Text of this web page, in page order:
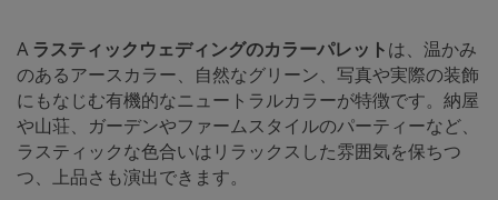
A ラスティックウェディングのカラーパレット は、温かみ
のあるアースカラー、自然なグリーン、写真や実際の装飾
にもなじむ有機的なニュートラルカラーが特徴です。納屋
や山荘、ガーデンやファームスタイルのパーティーなど、
ラスティックな色合いはリラックスした雰囲気を保ちつ
つ、上品さも演出できます。